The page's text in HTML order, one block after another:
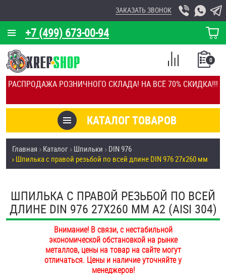
РАСПРОДАЖА РОЗНИЧНОГО СКЛАДА! НА ВСЁ 70% СКИДКА!!!
+7 (499) 673-00-94
ЗАКАЗАТЬ ЗВОНОК
КОРЗИНА
О КОМПАНИИ
КАЛЬКУЛЯТОР
ОТЗЫВЫ
УСЛУГИ
СКИДКИ
ОПТ
ПОКУПАТЕЛЯМ
ОПЛАТА И ДОСТАВКА
НАШИ МАГАЗИНЫ
КАТАЛОГ ТОВАРОВ
0
СПИСОК
СРАВНЕНИЕ
Товары со скидкой
Анкеры
Антивандальный крепёж, инструмент
Болты и винты
Втулки
Главная Каталог Шпильки
DIN 976
Шпилька с правой резьбой по всей длине DIN 976 27х260 мм
ШПИЛЬКА С ПРАВОЙ РЕЗЬБОЙ ПО ВСЕЙ
ДЛИНЕ DIN 976 27Х260 ММ А2 (AISI 304)
Внимание! В связи, с нестабильной
экономической обстановкой на рынке
металлов, цены на товар на сайте могут
отличаться. Цены и наличие уточняйте у
менеджеров!